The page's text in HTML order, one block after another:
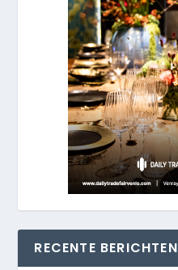
RECENTE BERICHTEN